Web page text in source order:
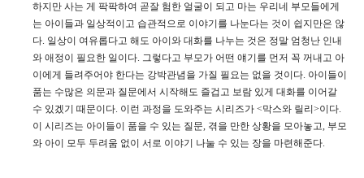
하지만 사는 게 팍팍하여 곧잘 험한 얼굴이 되고 마는 우리네 부모들에게
는 아이들과 일상적이고 습관적으로 이야기를 나눈다는 것이 쉽지만은 않
다. 일상이 여유롭다고 해도 아이와 대화를 나누는 것은 정말 엄청난 인내
와 애정이 필요한 일이다. 그렇다고 부모가 어떤 얘기를 먼저 꼭 꺼내고 아
이에게 들려주어야 한다는 강박관념을 가질 필요는 없을 것이다. 아이들이
품는 수많은 의문과 질문에서 시작해도 즐겁고 보람 있게 대화를 이어갈
수 있겠기 때문이다. 이런 과정을 도와주는 시리즈가 <막스와 릴리>이다.
이 시리즈는 아이들이 품을 수 있는 질문, 겪을 만한 상황을 모아놓고, 부모
와 아이 모두 두려움 없이 서로 이야기 나눌 수 있는 장을 마련해준다.